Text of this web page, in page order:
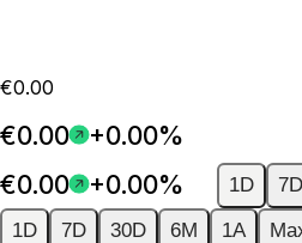
€0.00
€0.00
+0.00%
€0.00
+0.00% 1D 7D
1D
7D 30D 6M 1A